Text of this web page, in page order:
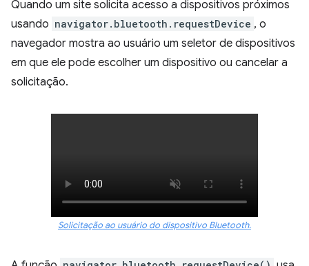
Quando um site solicita acesso a dispositivos próximos
usando navigator.bluetooth.requestDevice , o
navegador mostra ao usuário um seletor de dispositivos
em que ele pode escolher um dispositivo ou cancelar a
solicitação.
Solicitação ao usuário do dispositivo Bluetooth.